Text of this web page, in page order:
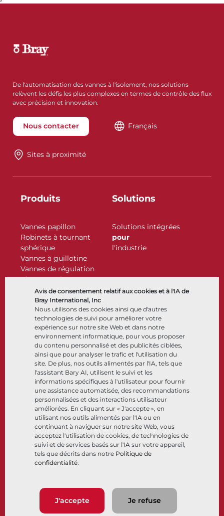
Avis de consentement relatif aux cookies et à l'IA de
Bray International, Inc
Nous utilisons des cookies ainsi que d'autres
technologies de suivi pour améliorer votre
expérience sur notre site Web et dans notre
environnement informatique, pour vous proposer
du contenu personnalisé et des publicités ciblées,
ainsi que pour analyser le trafic et l'utilisation du
site. De plus, nos outils alimentés par l'IA, tels que
l'assistant Bary AI, utilisent le suivi et les
informations spécifiques à l'utilisateur pour fournir
une assistance automatisée, des recommandations
personnalisées et des interactions utilisateur
améliorées. En cliquant sur « J'accepte », en
utilisant nos outils alimentés par l'IA ou en
continuant à naviguer sur notre site Web, vous
acceptez l'utilisation de cookies, de technologies de
suivi et de services basés sur l'IA sur votre appareil,
tels que décrits dans notre Politique de
confidentialité.
J'accepte Je refuse
De l'automatisation des vannes à l'isolement, nos solutions
relèvent les défis les plus complexes en termes de contrôle des flux
avec précision et innovation.
Nous contacter Français
Sites à proximité
Produits
Vannes papillon
Robinets à tournant
sphérique
Vannes à guillotine
Vannes de régulation
Clapets antiretour
Actionneurs
Accessoires de contrôle
Cryogénique
Solutions
Solutions intégrées
pour
l'industrie
Entreprise
À propos
Sites
Partenariats
Développement durable
Portail clients
Ressources
Documents
Centre de connaissance
Logiciels
Sélection de matériaux
Suivez-nous LinkedIn
© 2026 Bray International. Tous droits réservés
Politique de confidentialité